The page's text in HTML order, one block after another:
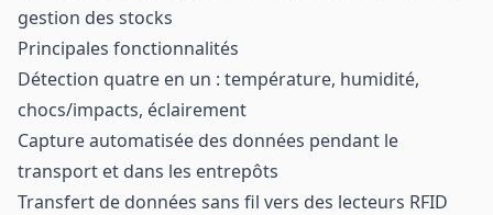
gestion des stocks
Principales fonctionnalités
Détection quatre en un : température, humidité,
chocs/impacts, éclairement
Capture automatisée des données pendant le
transport et dans les entrepôts
Transfert de données sans fil vers des lecteurs RFID